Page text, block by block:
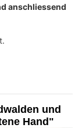
anschliessend
und
Hand"